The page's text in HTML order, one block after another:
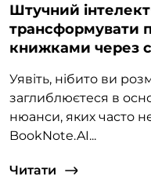
Штучний
трансформувати
книжками через
Уявіть, нібито ви
заглиблюєтеся в
нюанси, яких часто
BookNote.AI...
Читати